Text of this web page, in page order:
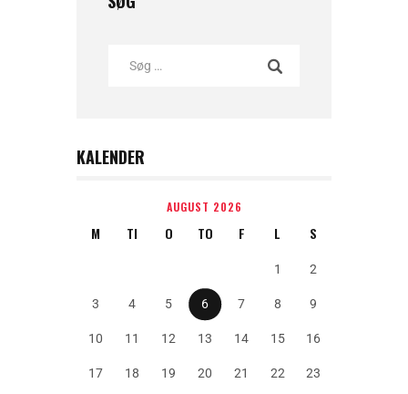
KALENDER
AUGUST 2026
M TI O TO F L S
1 2
3 4 5 6 7 8 9
10 11 12 13 14 15 16
17 18 19 20 21 22 23